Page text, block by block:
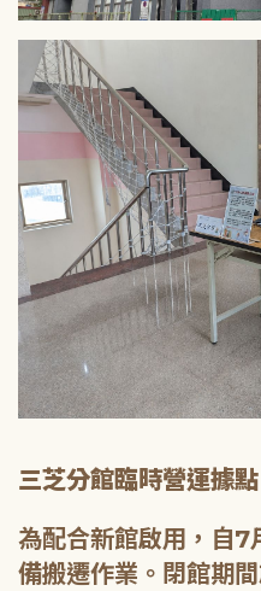
三芝分館臨時營運據點
為配合新館啟用，自7
備搬遷作業。閉館期